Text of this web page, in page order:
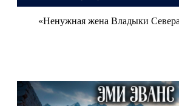
«Ненужная жена Владыки